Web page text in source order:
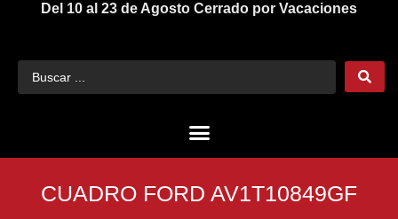
Del 10 al 23 de Agosto Cerrado por Vacaciones
CUADRO FORD AV1T10849GF